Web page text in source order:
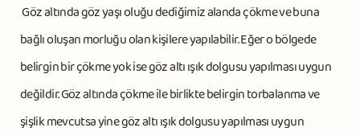
Göz altında göz yaşı oluğu dediğimiz alanda çökme ve buna
bağlı oluşan morluğu olan kişilere yapılabilir. Eğer o bölgede
belirgin bir çökme yok ise göz altı ışık dolgusu yapılması uygun
değildir. Göz altında çökme ile birlikte belirgin torbalanma ve
şişlik mevcutsa yine göz altı ışık dolgusu yapılması uygun